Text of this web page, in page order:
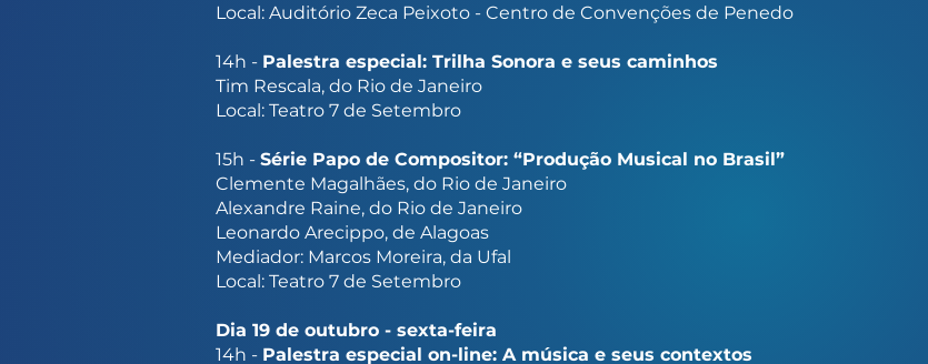
Local: Auditório Zeca Peixoto - Centro de Convenções de Penedo
14h - Palestra especial: Trilha Sonora e seus caminhos
Tim Rescala, do Rio de Janeiro
Local: Teatro 7 de Setembro
15h - Série Papo de Compositor: “Produção Musical no Brasil”
Clemente Magalhães, do Rio de Janeiro
Alexandre Raine, do Rio de Janeiro
Leonardo Arecippo, de Alagoas
Mediador: Marcos Moreira, da Ufal
Local: Teatro 7 de Setembro
Dia 19 de outubro - sexta-feira
14h - Palestra especial on-line: A música e seus contextos